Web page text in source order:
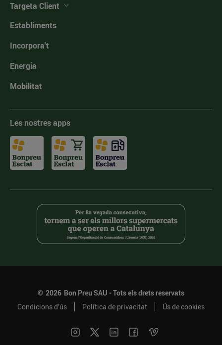
Targeta Client
Establiments
Incorpora't
Energia
Mobilitat
Les nostres apps
© 2026 Bon Preu SAU - Tots els drets reservats
Condicions d’ús
Política de privacitat Ús de cookies